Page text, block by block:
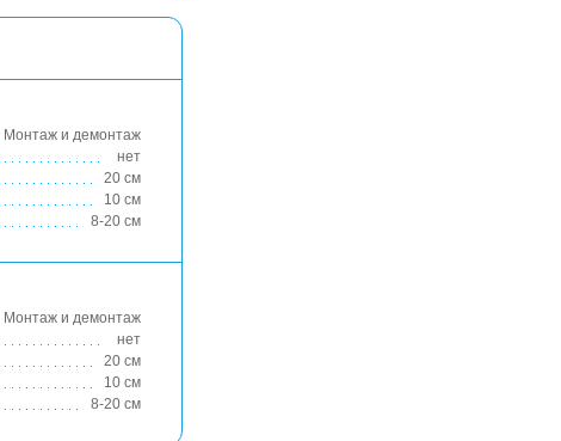
Монтаж и демонтаж
нет
20 см
10 см
8-20 см
Монтаж и демонтаж
нет
20 см
10 см
8-20 см